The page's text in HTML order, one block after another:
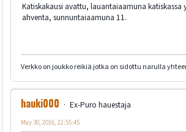
Katiskakausi avattu, lauantaiaamuna katiskassa
ahventa, sunnuntaiaamuna 11.
Verkko on joukko reikiä jotka on sidottu narulla
hauki000
Ex-Puro hauestaja
May 30, 2016, 22:55:45